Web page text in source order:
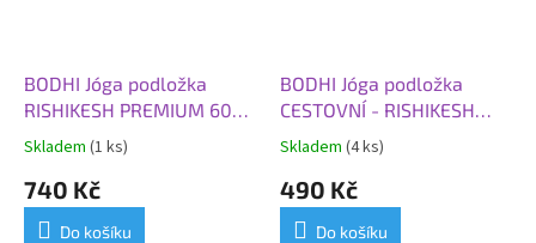
BODHI Jóga podložka
RISHIKESH PREMIUM 60
XL, 200x60x0,45 cm,
Skladem (1 ks)
740 Kč
Do košíku
BODHI Jóga podložka
CESTOVNÍ - RISHIKESH
TRAVEL 60 XL,
200x60x0,2 cm, červená
Skladem (4 ks)
490 Kč
Do košíku